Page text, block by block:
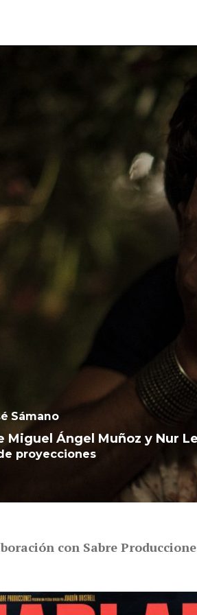
Sámano
Miguel Ángel Muñoz y Nur
proyecciones
con Sabre